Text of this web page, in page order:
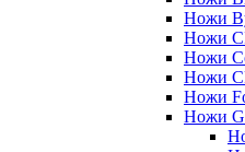
Ножи
Ножи
Ножи
Ножи
Ножи
Ножи